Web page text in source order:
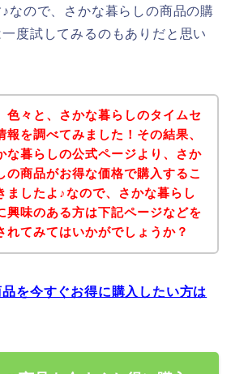
なので、さかな暮らしの商品の購
度試してみるのもありだと思い
色々と、さかな暮らしのタイムセ
報を調べてみました！その結果、
な暮らしの公式ページより、さか
の商品がお得な価格で購入するこ
ましたよ♪なので、さかな暮らし
興味のある方は下記ページなどを
れてみてはいかがでしょうか？
を今すぐお得に購入したい方は